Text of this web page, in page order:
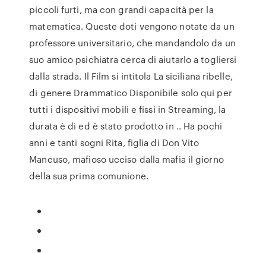
piccoli furti, ma con grandi capacità per la
matematica. Queste doti vengono notate da un
professore universitario, che mandandolo da un
suo amico psichiatra cerca di aiutarlo a togliersi
dalla strada. Il Film si intitola La siciliana ribelle,
di genere Drammatico Disponibile solo qui per
tutti i dispositivi mobili e fissi in Streaming, la
durata è di ed è stato prodotto in .. Ha pochi
anni e tanti sogni Rita, figlia di Don Vito
Mancuso, mafioso ucciso dalla mafia il giorno
della sua prima comunione.